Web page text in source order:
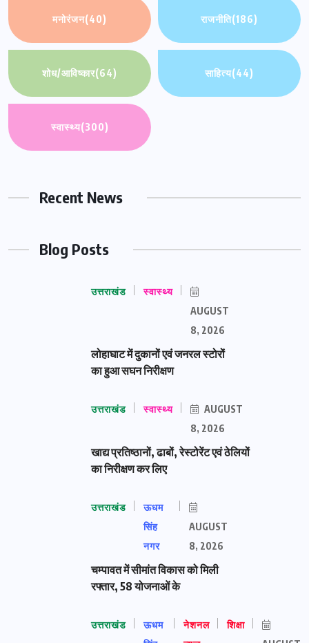
मनोरंजन(40) राजनीति(186)
शोध/आविष्कार(64) साहित्य(44)
स्वास्थ्य(300)
Recent News
Blog Posts
उत्तराखंड स्वास्थ्य
AUGUST
8, 2026
लोहाघाट में दुकानों एवं जनरल स्टोरों
का हुआ सघन निरीक्षण
उत्तराखंड स्वास्थ्य
AUGUST
8, 2026
खाद्य प्रतिष्ठानों, ढाबों, रेस्टोरेंट एवं ठेलियों
का निरीक्षण कर लिए
उत्तराखंड
ऊधम
सिंह
नगर
AUGUST
8, 2026
चम्पावत में सीमांत विकास को मिली
रफ्तार, 58 योजनाओं के
उत्तराखंड
ऊधम
नेशनल
शिक्षा